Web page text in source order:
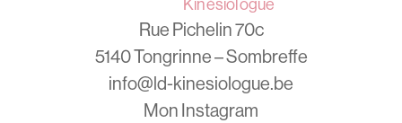
Rue Pichelin 70c
5140 Tongrinne – Sombreffe
info@ld-kinesiologue.be
Mon Instagram